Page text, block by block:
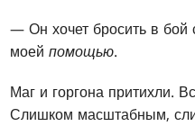
— Он хочет бросить в
моейпомощью.
Маг и горгона притихли.
Слишком масштабным,